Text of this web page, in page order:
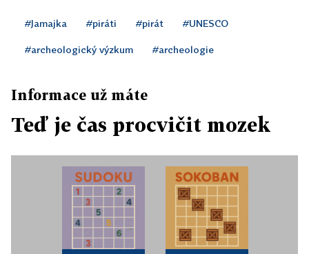
#Jamajka #piráti #pirát #UNESCO
#archeologický výzkum #archeologie
Informace už máte
Teď je čas procvičit mozek